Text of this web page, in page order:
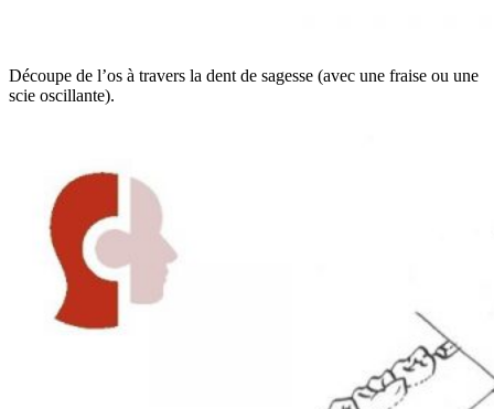
Découpe de l’os à travers la dent de sagesse (avec une fraise ou une
scie oscillante).